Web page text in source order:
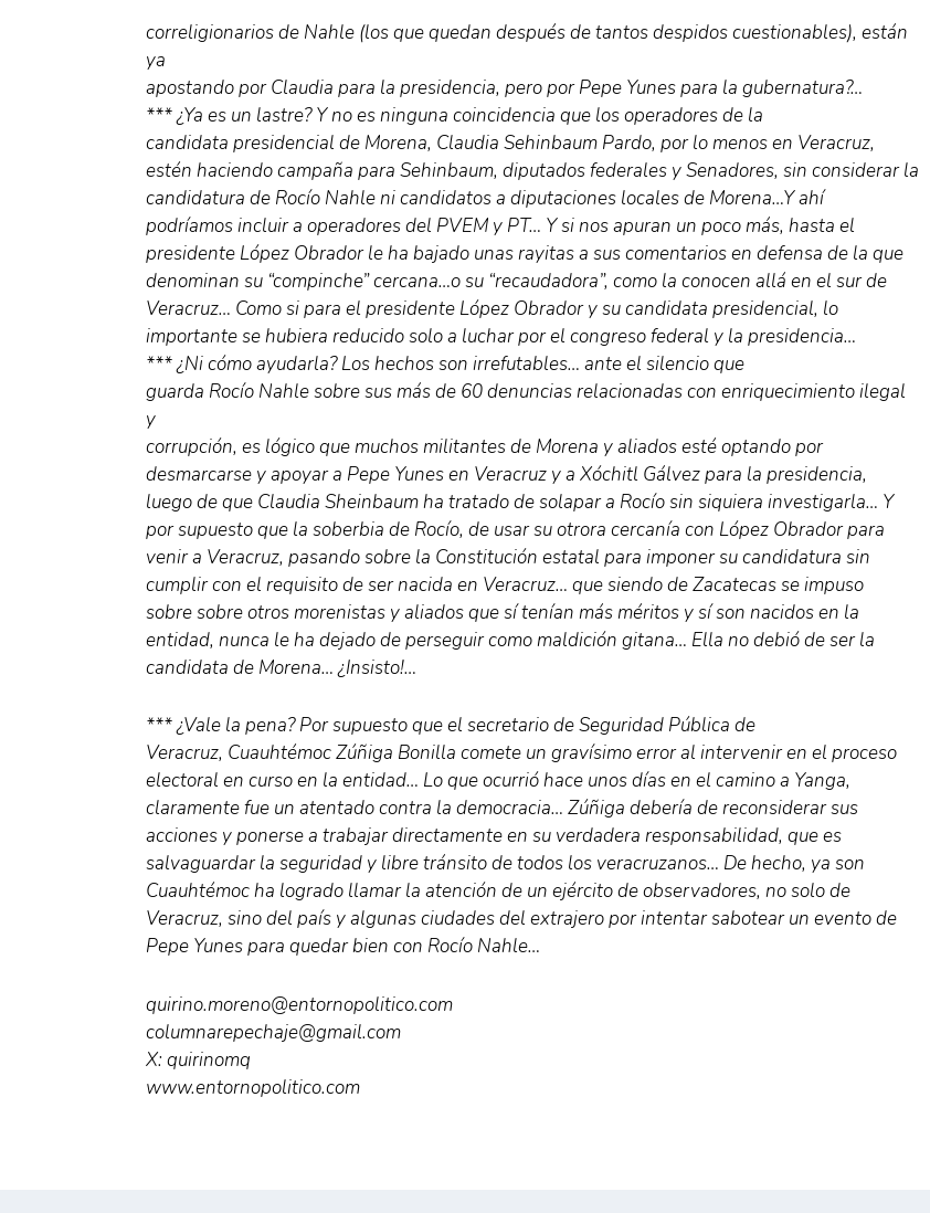
correligionarios de Nahle (los que quedan después de tantos despidos cuestionables), están
ya
apostando por Claudia para la presidencia, pero por Pepe Yunes para la gubernatura?…
*** ¿Ya es un lastre? Y no es ninguna coincidencia que los operadores de la
candidata presidencial de Morena, Claudia Sehinbaum Pardo, por lo menos en Veracruz,
estén haciendo campaña para Sehinbaum, diputados federales y Senadores, sin considerar la
candidatura de Rocío Nahle ni candidatos a diputaciones locales de Morena…Y ahí
podríamos incluir a operadores del PVEM y PT… Y si nos apuran un poco más, hasta el
presidente López Obrador le ha bajado unas rayitas a sus comentarios en defensa de la que
denominan su “compinche” cercana…o su “recaudadora”, como la conocen allá en el sur de
Veracruz… Como si para el presidente López Obrador y su candidata presidencial, lo
importante se hubiera reducido solo a luchar por el congreso federal y la presidencia…
*** ¿Ni cómo ayudarla? Los hechos son irrefutables… ante el silencio que
guarda Rocío Nahle sobre sus más de 60 denuncias relacionadas con enriquecimiento ilegal
y
corrupción, es lógico que muchos militantes de Morena y aliados esté optando por
desmarcarse y apoyar a Pepe Yunes en Veracruz y a Xóchitl Gálvez para la presidencia,
luego de que Claudia Sheinbaum ha tratado de solapar a Rocío sin siquiera investigarla… Y
por supuesto que la soberbia de Rocío, de usar su otrora cercanía con López Obrador para
venir a Veracruz, pasando sobre la Constitución estatal para imponer su candidatura sin
cumplir con el requisito de ser nacida en Veracruz… que siendo de Zacatecas se impuso
sobre sobre otros morenistas y aliados que sí tenían más méritos y sí son nacidos en la
entidad, nunca le ha dejado de perseguir como maldición gitana… Ella no debió de ser la
candidata de Morena… ¿Insisto!…
*** ¿Vale la pena? Por supuesto que el secretario de Seguridad Pública de
Veracruz, Cuauhtémoc Zúñiga Bonilla comete un gravísimo error al intervenir en el proceso
electoral en curso en la entidad… Lo que ocurrió hace unos días en el camino a Yanga,
claramente fue un atentado contra la democracia… Zúñiga debería de reconsiderar sus
acciones y ponerse a trabajar directamente en su verdadera responsabilidad, que es
salvaguardar la seguridad y libre tránsito de todos los veracruzanos… De hecho, ya son
Cuauhtémoc ha logrado llamar la atención de un ejército de observadores, no solo de
Veracruz, sino del país y algunas ciudades del extrajero por intentar sabotear un evento de
Pepe Yunes para quedar bien con Rocío Nahle…
quirino.moreno@entornopolitico.com
columnarepechaje@gmail.com
X: quirinomq
www.entornopolitico.com